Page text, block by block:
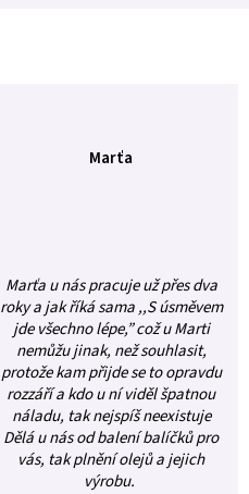
Marťa
Marťa u nás pracuje už přes dva
roky a jak říká sama ,,S úsměvem
jde všechno lépe,” což u Marti
nemůžu jinak, než souhlasit,
protože kam přijde se to opravdu
rozzáří a kdo u ní viděl špatnou
náladu, tak nejspíš neexistuje
Dělá u nás od balení balíčků pro
vás, tak plnění olejů a jejich
výrobu.